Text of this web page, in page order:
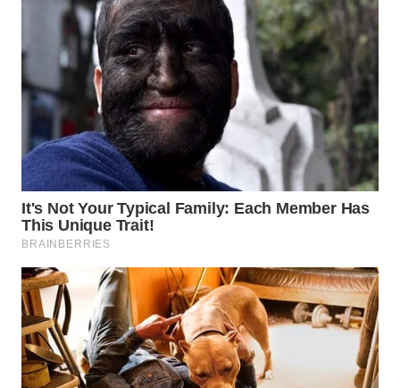
SUMEDANG
WN
CIANJUR
WN
KEPULAUAN
SERIBU
WN
TANGERANG
WN
BINJAI
WN